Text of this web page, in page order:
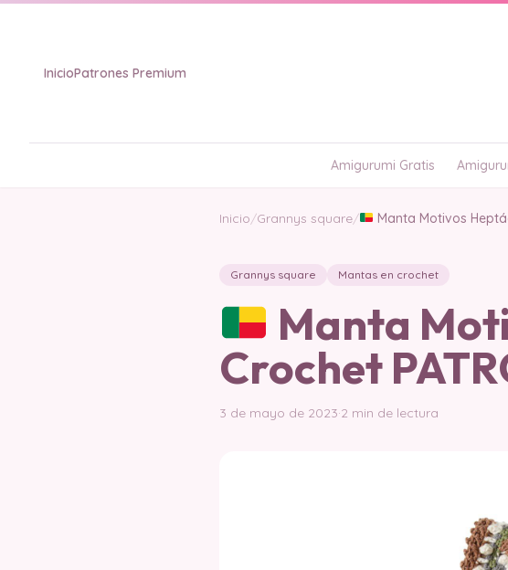
InicioPatrones Premium
Amigurumi Gratis
Inicio/Grannys square/ Manta Motivos
Grannys square Mantas en crochet
Manta
Crochet
3 de mayo de 2023·2 min de lectura